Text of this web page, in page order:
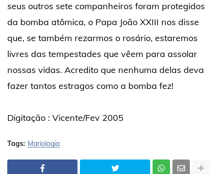
seus outros sete companheiros foram protegidos
da bomba atômica, o Papa João XXIII nos disse
que, se também rezarmos o rosário, estaremos
livres das tempestades que vêem para assolar
nossas vidas. Acredito que nenhuma delas deva
fazer tantos estragos como a bomba fez!
Digitação : Vicente/Fev 2005
Tags: Mariologia